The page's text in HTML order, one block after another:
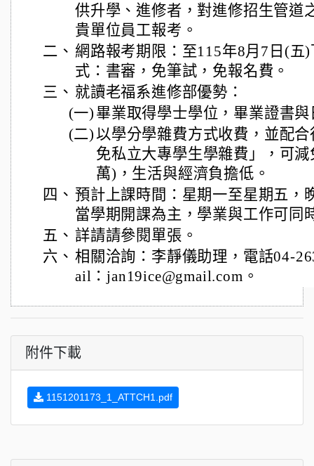
供升學、進修者，對進修招生管道
貴單位員工報考。
二、 網路報考期限：至115年8月7日(五
式：書審，免筆試，免報名費。
三、 就讀老福系進修部優勢：
(一) 畢業取得學士學位，畢業證書
(二) 以學分學雜費方式收費，並配
免私立大專學生學雜費」，可
萬)，生活與經濟負擔低。
四、 預計上課時間：星期一至星期五，
當學期開課為主，學業與工作可同
五、 詳請請參閱單張。
六、 相關洽詢：李靜儀助理，電話04-
ail：jan19ice@gmail.com。
附件下載
1151201173_1_ATTCH1.pdf